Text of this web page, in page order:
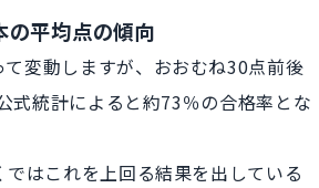
の平均点の傾向
変動しますが、おおむね30点前後
式統計によると約73％の合格率とな
はこれを上回る結果を出している